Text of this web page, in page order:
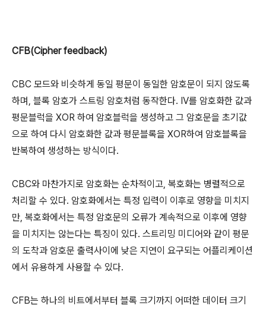
CFB(Cipher feedback)
CBC 모드와 비슷하게 동일 평문이 동일한 암호문이 되지 않도록
하며, 블록 암호가 스트링 암호처럼 동작한다. IV를 암호화한 값과
평문블럭을 XOR 하여 암호블럭을 생성하고 그 암호문을 초기값
으로 하여 다시 암호화한 값과 평문블록을 XOR하여 암호블록을
반복하여 생성하는 방식이다.
CBC와 마찬가지로 암호화는 순차적이고, 복호화는 병렬적으로
처리할 수 있다. 암호화에서는 특정 입력이 이후로 영향을 미치지
만, 복호화에서는 특정 암호문의 오류가 계속적으로 이후에 영향
을 미치지는 않는다는 특징이 있다. 스트리밍 미디어와 같이 평문
의 도착과 암호문 출력사이에 낮은 지연이 요구되는 어플리케이션
에서 유용하게 사용할 수 있다.
CFB는 하나의 비트에서부터 블록 크기까지 어떠한 데이터 크기